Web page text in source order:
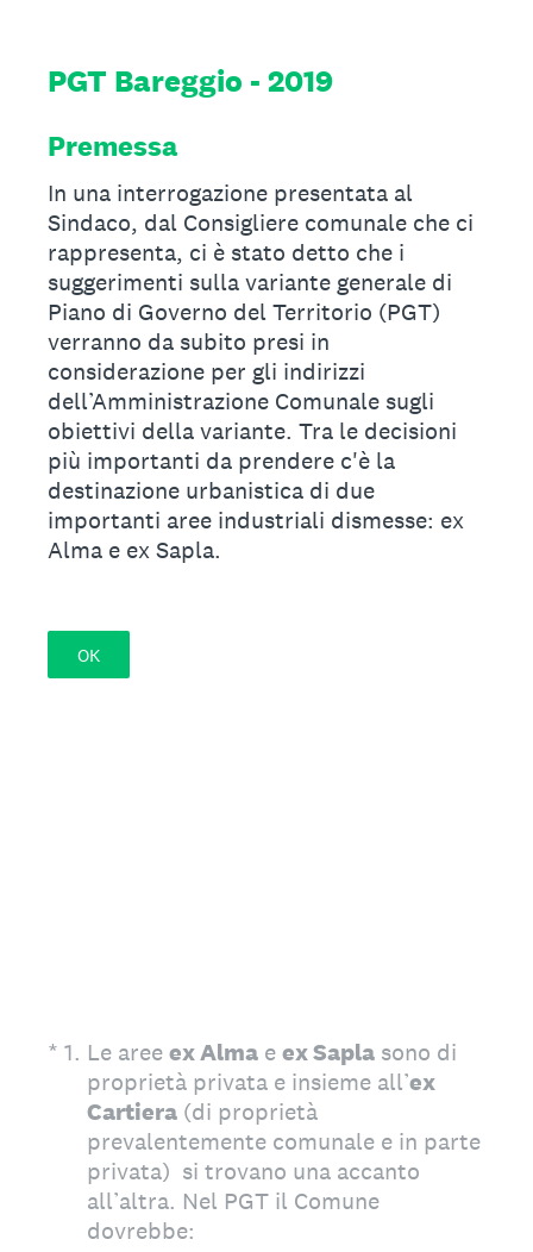
PGT Bareggio - 2019
Premessa
In una interrogazione presentata al
Sindaco, dal Consigliere comunale che ci
rappresenta, ci è stato detto che i
suggerimenti sulla variante generale di
Piano di Governo del Territorio (PGT)
verranno da subito presi in
considerazione per gli indirizzi
dell’Amministrazione Comunale sugli
obiettivi della variante. Tra le decisioni
più importanti da prendere c'è la
destinazione urbanistica di due
importanti aree industriali dismesse: ex
Alma e ex Sapla.
OK
* 1. Le areeex Alma eex Sapla sono di
proprietà privata e insieme all’ex
Cartiera (di proprietà
prevalentemente comunale e in parte
privata) si trovano una accanto
all’altra. Nel PGT il Comune
dovrebbe:
(Obbligatorio)